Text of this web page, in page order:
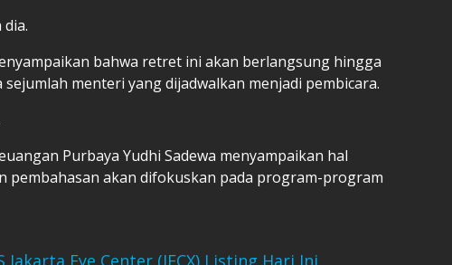
bahwa retret ini akan berlangsung hingga
sejumlah menteri yang dijadwalkan menjadi pembicara.
Purbaya Yudhi Sadewa menyampaikan hal
pembahasan akan difokuskan pada program-program
Jakarta Eye Center (JECX) Listing Hari Ini